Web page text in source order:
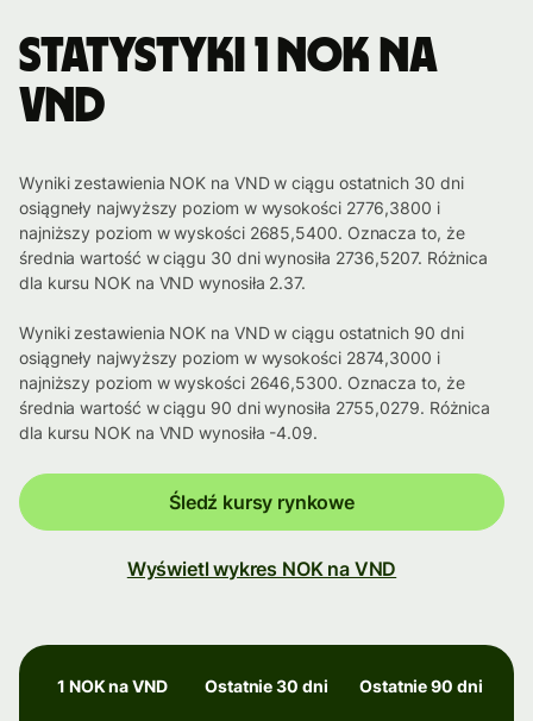
Statystyki 1 NOK na
VND
Wyniki zestawienia NOK na VND w ciągu ostatnich 30 dni
osiągneły najwyższy poziom w wysokości 2776,3800 i
najniższy poziom w wyskości 2685,5400. Oznacza to, że
średnia wartość w ciągu 30 dni wynosiła 2736,5207. Różnica
dla kursu NOK na VND wynosiła 2.37.
Wyniki zestawienia NOK na VND w ciągu ostatnich 90 dni
osiągneły najwyższy poziom w wysokości 2874,3000 i
najniższy poziom w wyskości 2646,5300. Oznacza to, że
średnia wartość w ciągu 90 dni wynosiła 2755,0279. Różnica
dla kursu NOK na VND wynosiła -4.09.
Śledź kursy rynkowe
Wyświetl wykres NOK na VND
1 NOK na VND Ostatnie 30 dni Ostatnie 90 dni